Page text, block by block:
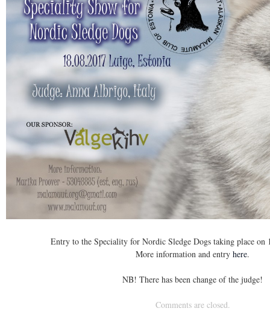
Entry to the Speciality for Nordic Sledge Dogs taking place on
More information and entryhere.
NB! There has been change of the judge!
Comments are closed.